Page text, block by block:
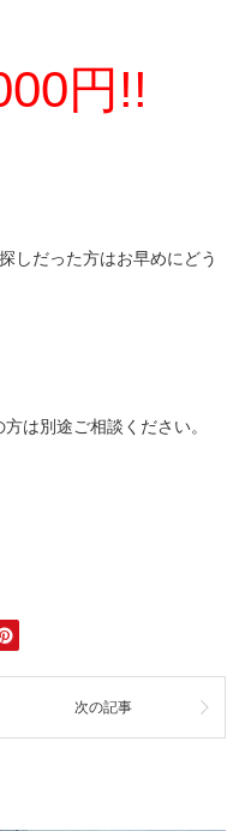
円!!
しだった方はお早めにどう
は別途ご相談ください。
次の記事